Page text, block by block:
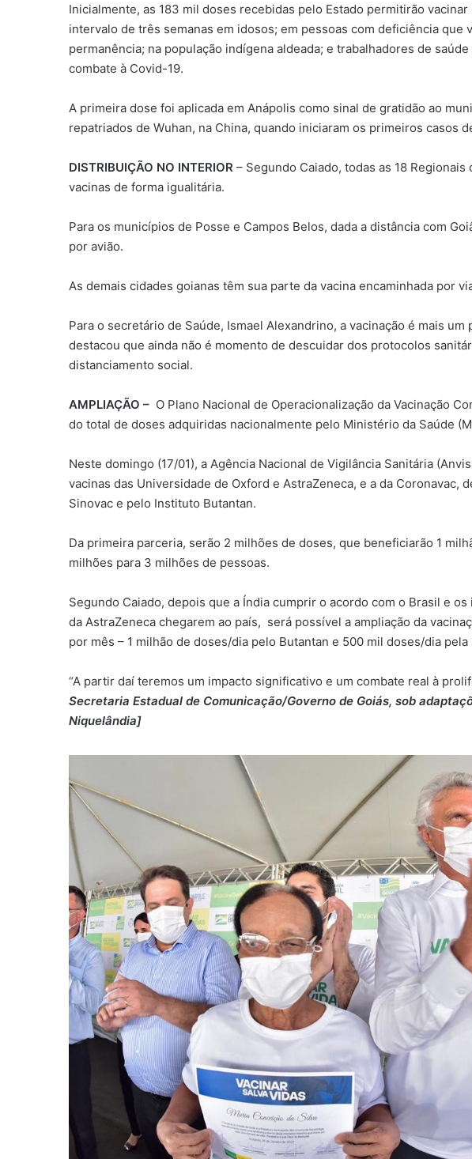
Inicialmente, as 183 mil doses recebidas pelo Estado permitirão
intervalo de três semanas em idosos; em pessoas com deficiência que
permanência; na população indígena aldeada; e trabalhadores de
combate à Covid-19.
A primeira dose foi aplicada em Anápolis como sinal de gratidão ao
repatriados de Wuhan, na China, quando iniciaram os primeiros casos
DISTRIBUIÇÃO NO INTERIOR – Segundo Caiado, todas as 18
vacinas de forma igualitária.
Para os municípios de Posse e Campos Belos, dada a distância com
por avião.
As demais cidades goianas têm sua parte da vacina encaminhada por
Para o secretário de Saúde, Ismael Alexandrino, a vacinação é mais um
destacou que ainda não é momento de descuidar dos protocolos
distanciamento social.
AMPLIAÇÃO – O Plano Nacional de Operacionalização da Vacinação
do total de doses adquiridas nacionalmente pelo Ministério da Saúde
Neste domingo (17/01), a Agência Nacional de Vigilância Sanitária
vacinas das Universidade de Oxford e AstraZeneca, e a da Coronavac,
Sinovac e pelo Instituto Butantan.
Da primeira parceria, serão 2 milhões de doses, que beneficiarão 1
milhões para 3 milhões de pessoas.
Segundo Caiado, depois que a Índia cumprir o acordo com o Brasil e
da AstraZeneca chegarem ao país, será possível a ampliação da
por mês – 1 milhão de doses/dia pelo Butantan e 500 mil doses/dia
“A partir daí teremos um impacto significativo e um combate real à
Secretaria Estadual de Comunicação/Governo de Goiás, sob
Niquelândia]